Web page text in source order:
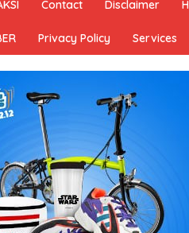
Contact Disclaimer
Privacy Policy Services